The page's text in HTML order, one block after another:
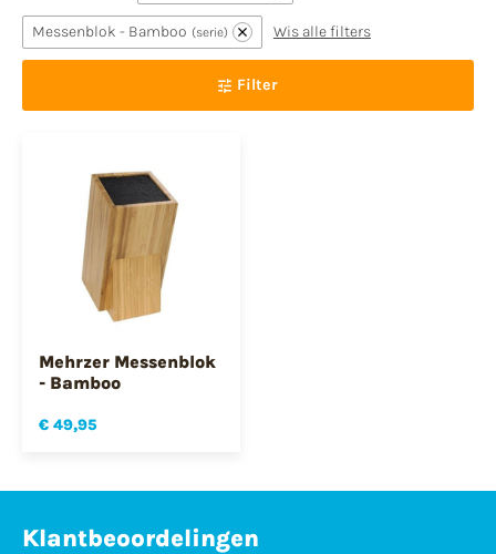
Messenblok - Bamboo serie Wis alle filters
Filter
Mehrzer Messenblok
- Bamboo
€ 49,95
Klantbeoordelingen